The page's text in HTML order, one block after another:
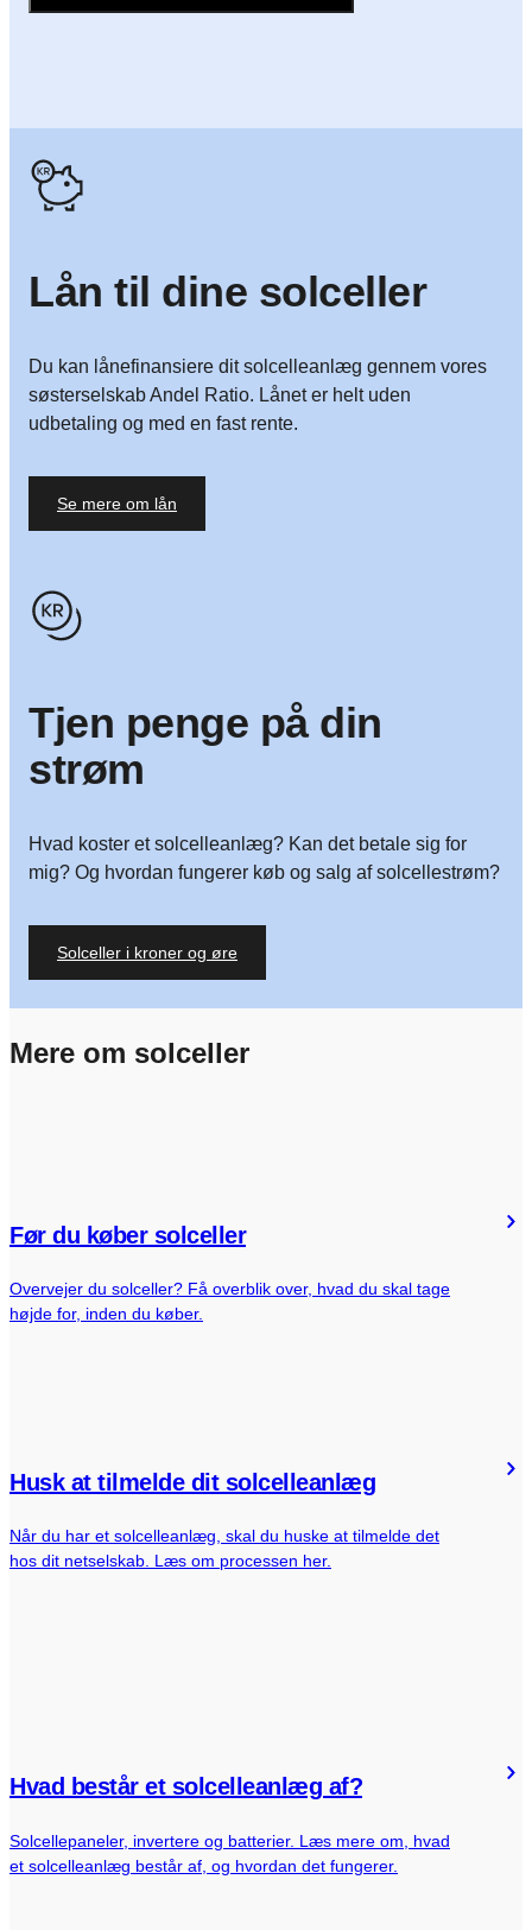
Lån til dine solceller
Du kan lånefinansiere dit solcelleanlæg gennem vores
søsterselskab Andel Ratio. Lånet er helt uden
udbetaling og med en fast rente.
Se mere om lån
Tjen penge på din
strøm
Hvad koster et solcelleanlæg? Kan det betale sig for
mig? Og hvordan fungerer køb og salg af solcellestrøm?
Solceller i kroner og øre
Mere om solceller
Før du køber solceller
Overvejer du solceller? Få overblik over, hvad du skal tage
højde for, inden du køber.
Husk at tilmelde dit solcelleanlæg
Når du har et solcelleanlæg, skal du huske at tilmelde det
hos dit netselskab. Læs om processen her.
Hvad består et solcelleanlæg af?
Solcellepaneler, invertere og batterier. Læs mere om, hvad
et solcelleanlæg består af, og hvordan det fungerer.